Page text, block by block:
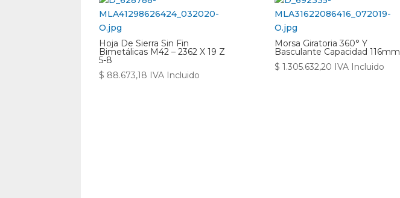
Hoja De Sierra Sin Fin
Bimetálicas M42 – 2362 X 19 Z
5-8
$ 88.673,18 IVA Incluido
Morsa Giratoria 360° Y
Basculante Capacidad 116mm
$ 1.305.632,20 IVA Incluido